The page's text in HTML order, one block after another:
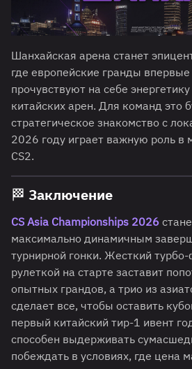
Шанхайская арена станет
где европейские гранды впервые
прочувствуют на себе
китайских арен. Для команд это
стратегическое знакомство с
2026 году играет важную роль в
CS2.
🏁 Заключение
CS Asia Championships 2026
максимально динамичным
турнирной гонки. Жесткий
рулеткой на старте заставит
опытных грандов, а трио из
сделает все, чтобы оставить
первый китайский тир-1 ивент
способен выдерживать
побеждать в условиях, где цена